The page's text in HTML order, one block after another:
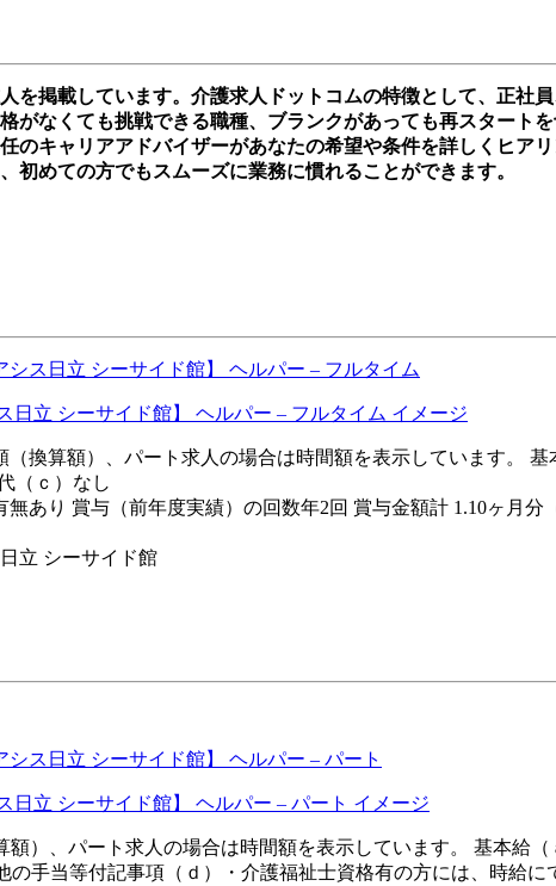
を掲載しています。介護求人ドットコムの特徴として、正社
がなくても挑戦できる職種、ブランクがあっても再スタート
のキャリアアドバイザーがあなたの希望や条件を詳しくヒア
めての方でもスムーズに業務に慣れることができます。
ス日立 シーサイド館】 ヘルパー – フルタイム
換算額）、パート求人の場合は時間額を表示しています。
（ｃ）なし
あり 賞与（前年度実績）の回数年2回 賞与金額計 1.10ヶ月分
立 シーサイド館
ス日立 シーサイド館】 ヘルパー – パート
）、パート求人の場合は時間額を表示しています。 基本給
手当等付記事項（ｄ）・介護福祉士資格有の方には、時給に